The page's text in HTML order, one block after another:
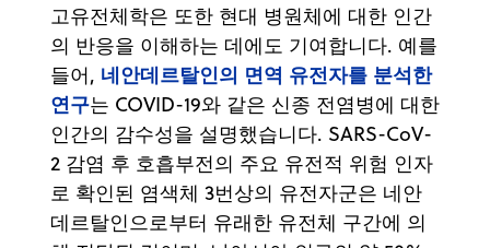
고유전체학은 또한 현대 병원체에 대한 인간
의 반응을 이해하는 데에도 기여합니다. 예를
들어, 네안데르탈인의 면역 유전자를 분석한
연구는 COVID-19와 같은 신종 전염병에 대한
인간의 감수성을 설명했습니다. SARS-CoV-
2 감염 후 호흡부전의 주요 유전적 위험 인자
로 확인된 염색체 3번상의 유전자군은 네안
데르탈인으로부터 유래한 유전체 구간에 의